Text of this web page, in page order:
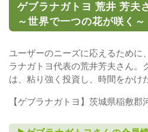
ゲブラナガトヨ 荒井 芳夫
～世界で一つの花が咲く～
ユーザーのニーズに応えるために
ラナガトヨ代表の荒井芳夫さん。
は、粘り強く投資し、時間をかけ
【ゲブラナガトヨ】茨城県稲敷郡